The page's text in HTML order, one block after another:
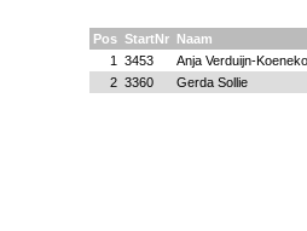
Pos StartNr Naam
1
3453 Anja Verduijn-
2 3360 Gerda Sollie